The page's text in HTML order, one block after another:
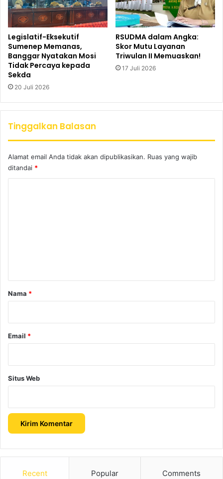
Legislatif-Eksekutif
Sumenep Memanas,
Banggar Nyatakan Mosi
Tidak Percaya kepada
Sekda
20 Juli 2026
RSUDMA dalam Angka:
Skor Mutu Layanan
Triwulan II Memuaskan!
17 Juli 2026
Tinggalkan Balasan
Alamat email Anda tidak akan dipublikasikan. Ruas yang wajib
ditandai *
rNama *
Email *
Situs Web
Recent Popular Comments